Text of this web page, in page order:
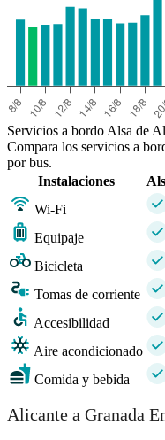
Servicios a bordo Alsa de
Compara los servicios a
por bus.
Instalaciones
Wi-Fi
Equipaje
Bicicleta
Tomas de corriente
Accesibilidad
Aire acondicionado
Comida y bebida
Alicante a Granada